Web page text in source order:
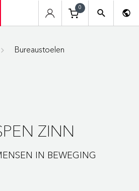
0
Bureaustoelen
ZINN
IN BEWEGING